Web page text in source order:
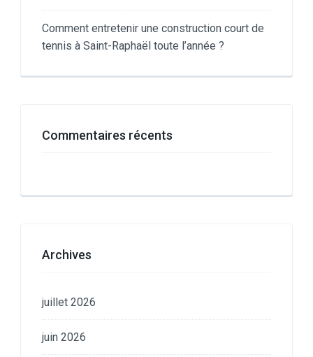
Comment entretenir une construction court de
tennis à Saint-Raphaël toute l’année ?
Commentaires récents
Archives
juillet 2026
juin 2026